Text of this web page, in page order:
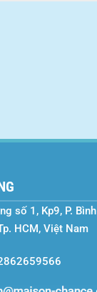
số 1, Kp9, P. Bình
HCM, Việt Nam